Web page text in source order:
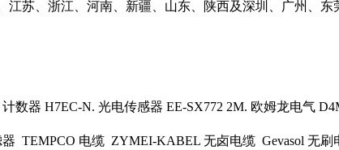
江苏、浙江、河南、新疆、山东、陕西及深圳、广州、东
数器 H7EC-N. 光电传感器 EE-SX772 2M. 欧姆龙电气
器 TEMPCO 电缆 ZYMEI-KABEL 无卤电缆 Gevasol 无